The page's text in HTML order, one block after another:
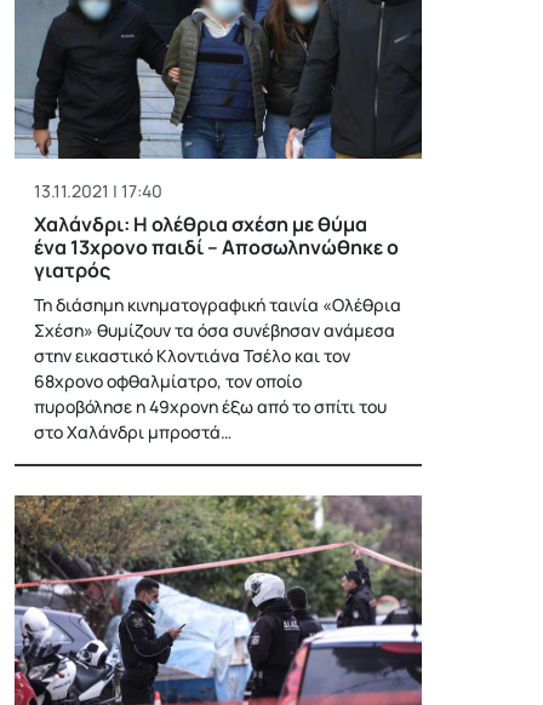
13.11.2021 | 17:40
Χαλάνδρι: Η ολέθρια σχέση με θύμα
ένα 13χρονο παιδί – Αποσωληνώθηκε ο
γιατρός
Τη διάσημη κινηματογραφική ταινία «Ολέθρια
Σχέση» θυμίζουν τα όσα συνέβησαν ανάμεσα
στην εικαστικό Κλοντιάνα Τσέλο και τον
68χρονο οφθαλμίατρο, τον οποίο
πυροβόλησε η 49χρονη έξω από το σπίτι του
στο Χαλάνδρι μπροστά…